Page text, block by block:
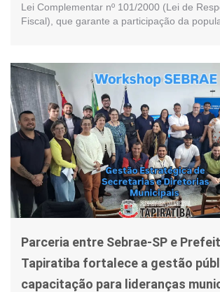
Lei Complementar nº 101/2000 (Lei de
Fiscal), que garante a participação da
Parceria entre Sebrae-SP e
Tapiratiba fortalece a gestão
capacitação para lideranças